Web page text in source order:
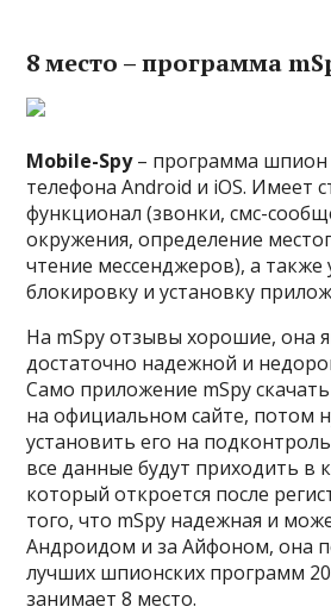
8 место – программа
Mobile-Spy– программа шпион
телефона Android и iOS. Имеет
функционал (звонки, смс-
окружения, определение
чтение мессенджеров), а также
блокировку и установку
На mSpy отзывы хорошие, она
достаточно надежной и
Само приложение mSpy
на официальном сайте, потом
установить его на
все данные будут приходить в
который откроется после
того, что mSpy надежная и
Андроидом и за Айфоном, она
лучших шпионских программ
занимает 8 место.